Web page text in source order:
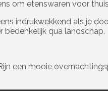
om etenswaren voor
indrukwekkend als je
bedenkelijk qua landschap.
een mooie